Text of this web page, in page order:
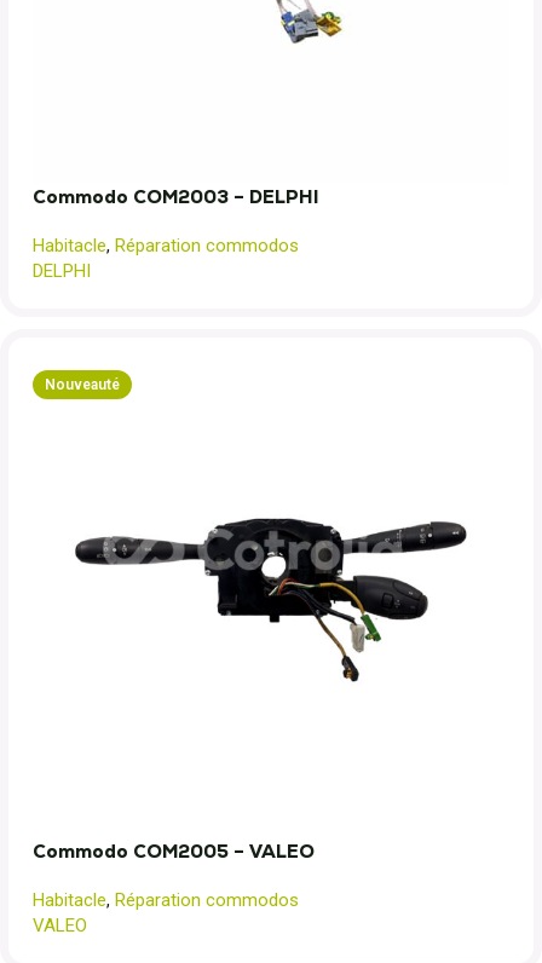
Commodo COM2003 – DELPHI
Habitacle, Réparation commodos
DELPHI
Nouveauté
Commodo COM2005 – VALEO
Habitacle, Réparation commodos
VALEO